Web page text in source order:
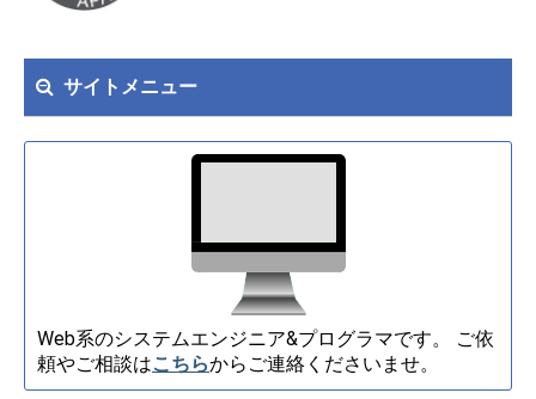
サイトメニュー
Web系のシステムエンジニア&プログラマです。 ご依
頼やご相談はこちらからご連絡くださいませ。